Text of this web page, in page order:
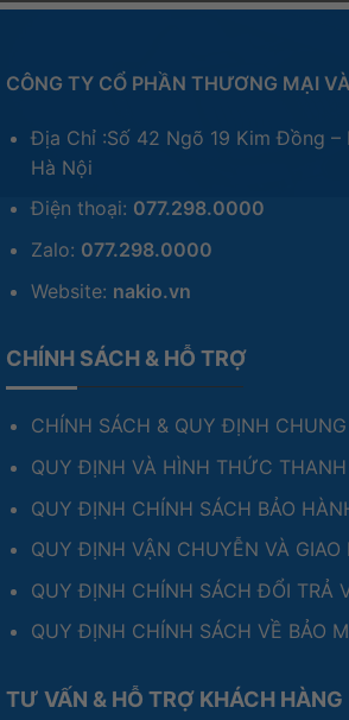
CÔNG TY CỔ PHẦN THƯƠNG MẠI
Địa Chỉ :Số 42 Ngõ 19 Kim Đồng –
Hà Nội
Điện thoại: 077.298.0000
Zalo: 077.298.0000
Website: nakio.vn
CHÍNH SÁCH & HỖ TRỢ
CHÍNH SÁCH & QUY ĐỊNH CHUNG
QUY ĐỊNH VÀ HÌNH THỨC THANH
QUY ĐỊNH CHÍNH SÁCH BẢO
QUY ĐỊNH VẬN CHUYỄN VÀ GIAO
QUY ĐỊNH CHÍNH SÁCH ĐỔI TRẢ
QUY ĐỊNH CHÍNH SÁCH VỀ BẢO
TƯ VẤN & HỖ TRỢ KHÁCH HÀNG